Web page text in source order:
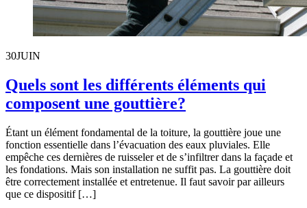
30JUIN
Quels sont les différents éléments qui
composent une gouttière?
Étant un élément fondamental de la toiture, la gouttière joue une
fonction essentielle dans l’évacuation des eaux pluviales. Elle
empêche ces dernières de ruisseler et de s’infiltrer dans la façade et
les fondations. Mais son installation ne suffit pas. La gouttière doit
être correctement installée et entretenue. Il faut savoir par ailleurs
que ce dispositif […]